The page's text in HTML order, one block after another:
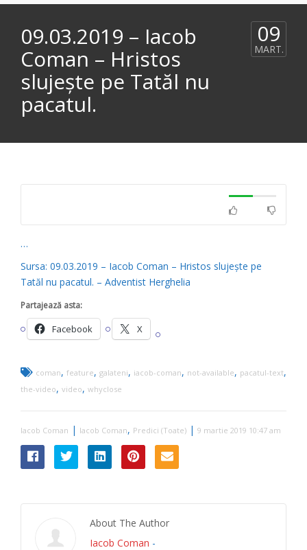
09.03.2019 – Iacob
Coman – Hristos
slujește pe Tatăl nu
pacatul.
09
MART.
…
Sursa: 09.03.2019 – Iacob Coman – Hristos slujește pe
Tatăl nu pacatul. – Adventist Herghelia
Partajează asta:
Facebook X
coman, feature, galateni, iacob-coman, not-available, pacatul-text,
the-video, video, whyclose
Iacob Coman | Iacob Coman, Predici (Toate) | 9 martie 2019 10:47 am
About The Author
Iacob Coman -